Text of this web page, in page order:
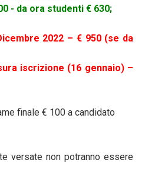
- da ora studenti € 630;
2022 – € 950 (se da
iscrizione (16 gennaio) –
finale € 100 a candidato
versate non potranno essere